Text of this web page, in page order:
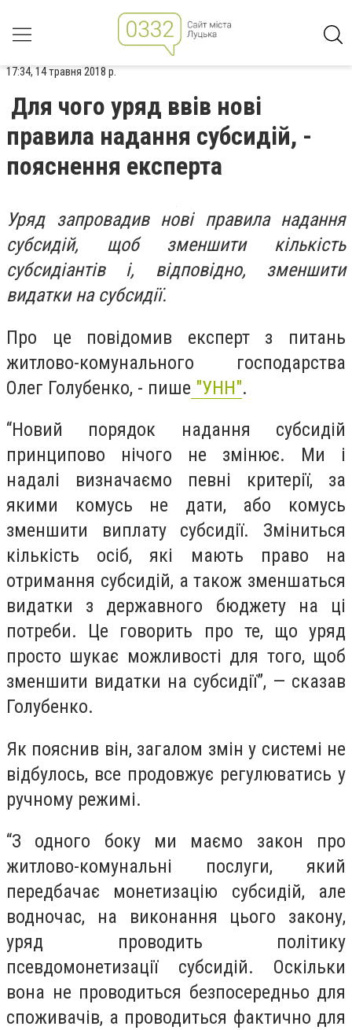
17:34, 14 травня 2018 р.
Для чого уряд ввів нові
правила надання субсидій, -
пояснення експерта
Уряд запровадив нові правила надання
субсидій, щоб зменшити кількість
субсидіантів і, відповідно, зменшити
видатки на субсидії.
Про це повідомив експерт з питань
житлово-комунального господарства
Олег Голубенко, - пише "УНН".
“Новий порядок надання субсидій
принципово нічого не змінює. Ми і
надалі визначаємо певні критерії, за
якими комусь не дати, або комусь
зменшити виплату субсидії. Зміниться
кількість осіб, які мають право на
отримання субсидій, а також зменшаться
видатки з державного бюджету на ці
потреби. Це говорить про те, що уряд
просто шукає можливості для того, щоб
зменшити видатки на субсидії”, — сказав
Голубенко.
Як пояснив він, загалом змін у системі не
відбулось, все продовжує регулюватись у
ручному режимі.
“З одного боку ми маємо закон про
житлово-комунальні послуги, який
передбачає монетизацію субсидій, але
водночас, на виконання цього закону,
уряд проводить політику
псевдомонетизації субсидій. Оскільки
вона не проводиться безпосередньо для
споживачів, а проводиться фактично для